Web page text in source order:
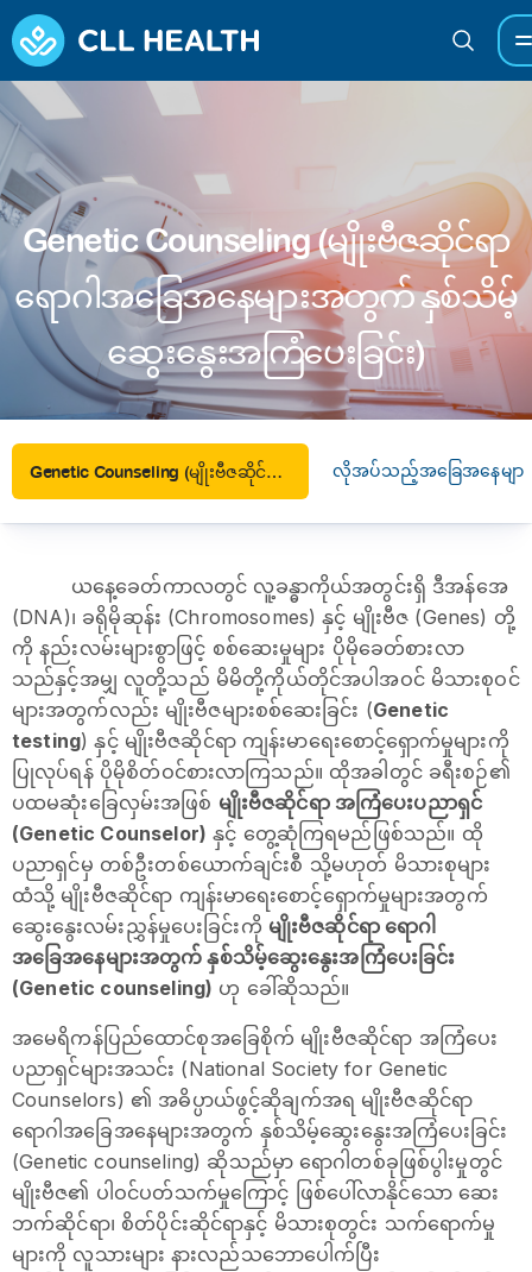
Genetic Counseling (မျိုးဗီဇဆိုင်ရာ
ရောဂါအခြေအနေများအတွက် နှစ်သိမ့်
ဆွေးနွေးအကြံပေးခြင်း)
Genetic Counseling (မျိုးဗီဇဆိုင်ရာ ရောဂါအခြေအနေများအတွက် နှစ်သိမ့်ဆွေးနွေးအကြံပေးခြင်း) လိုအပ်သည့်အခြေအနေများ
ယနေ့ခေတ်ကာလတွင် လူ့ခန္ဓာကိုယ်အတွင်းရှိ ဒီအန်အေ
(DNA)၊ ခရိုမိုဆုန်း (Chromosomes) နှင့် မျိုးဗီဇ (Genes) တို့
ကို နည်းလမ်းများစွာဖြင့် စစ်ဆေးမှုများ ပိုမိုခေတ်စားလာ
သည်နှင့်အမျှ လူတို့သည် မိမိတို့ကိုယ်တိုင်အပါအဝင် မိသားစုဝင်
များအတွက်လည်း မျိုးဗီဇများစစ်ဆေးခြင်း (Genetic
testing) နှင့် မျိုးဗီဇဆိုင်ရာ ကျန်းမာရေးစောင့်ရှောက်မှုများကို
ပြုလုပ်ရန် ပိုမိုစိတ်ဝင်စားလာကြသည်။ ထိုအခါတွင် ခရီးစဉ်၏
ပထမဆုံးခြေလှမ်းအဖြစ် မျိုးဗီဇဆိုင်ရာ အကြံပေးပညာရှင်
(Genetic Counselor) နှင့် တွေ့ဆုံကြရမည်ဖြစ်သည်။ ထို
ပညာရှင်မှ တစ်ဦးတစ်ယောက်ချင်းစီ သို့မဟုတ် မိသားစုများ
ထံသို့ မျိုးဗီဇဆိုင်ရာ ကျန်းမာရေးစောင့်ရှောက်မှုများအတွက်
ဆွေးနွေးလမ်းညွှန်မှုပေးခြင်းကို မျိုးဗီဇဆိုင်ရာ ရောဂါ
အခြေအနေများအတွက် နှစ်သိမ့်ဆွေးနွေးအကြံပေးခြင်း
(Genetic counseling) ဟု ခေါ်ဆိုသည်။
အမေရိကန်ပြည်ထောင်စုအခြေစိုက် မျိုးဗီဇဆိုင်ရာ အကြံပေး
ပညာရှင်များအသင်း (National Society for Genetic
Counselors) ၏ အဓိပ္ပာယ်ဖွင့်ဆိုချက်အရ မျိုးဗီဇဆိုင်ရာ
ရောဂါအခြေအနေများအတွက် နှစ်သိမ့်ဆွေးနွေးအကြံပေးခြင်း
(Genetic counseling) ဆိုသည်မှာ ရောဂါတစ်ခုဖြစ်ပွါးမှုတွင်
မျိုးဗီဇ၏ ပါဝင်ပတ်သက်မှုကြောင့် ဖြစ်ပေါ်လာနိုင်သော ဆေး
ဘက်ဆိုင်ရာ၊ စိတ်ပိုင်းဆိုင်ရာနှင့် မိသားစုတွင်း သက်ရောက်မှု
များကို လူသားများ နားလည်သဘောပေါက်ပြီး